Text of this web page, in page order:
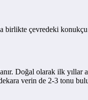
birlikte çevredeki
Doğal olarak ilk
verin de 2-3 tonu